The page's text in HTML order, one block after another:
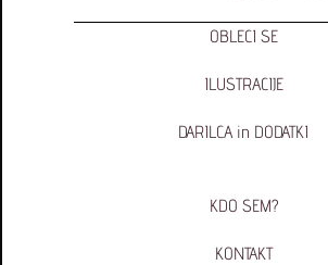
OBLECI SE
ILUSTRACIJE
DARILCA in DODATKI
KDO SEM?
KONTAKT